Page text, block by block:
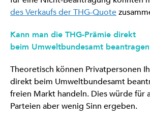
des Verkaufs der THG-Quote
Kann man die THG-Prämie direkt
beim Umweltbundesamt
Theoretisch können Privatpersonen
direkt beim Umweltbundesamt
freien Markt handeln. Dies würde für
Parteien aber wenig Sinn ergeben.